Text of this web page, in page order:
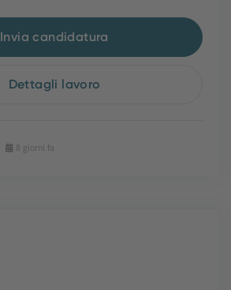
Invia candidatura
Dettagli lavoro
8 giorni fa